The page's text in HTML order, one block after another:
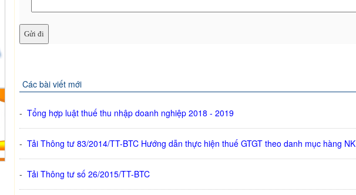
Các bài viết mới
- Tổng hợp luật thuế thu nhập doanh nghiệp 2018 - 2019
- Tải Thông tư 83/2014/TT-BTC Hướng dẫn thực hiện thuế GTGT theo danh mục hàng NK
- Tải Thông tư số 26/2015/TT-BTC